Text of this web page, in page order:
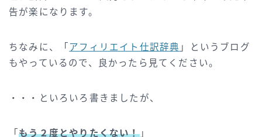
告が楽になります。
ちなみに、「 アフィリエイト仕訳辞典 」というブログ
もやっているので、良かったら見てください。
・・・といろいろ書きましたが、
「もう２度とやりたくない！」